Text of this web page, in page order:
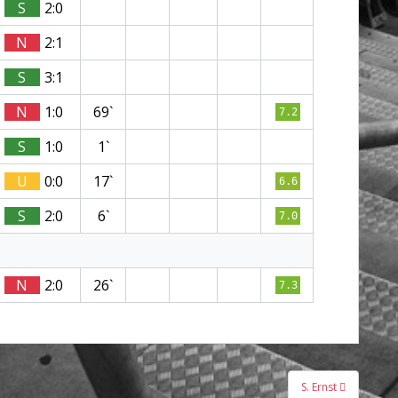
S
2:0
N
2:1
S
3:1
N
1:0 69` 7.2
S 1:0
1`
U
0:0 17` 6.6
S 2:0 6` 7.0
N 2:0 26` 7.3
S. Ernst